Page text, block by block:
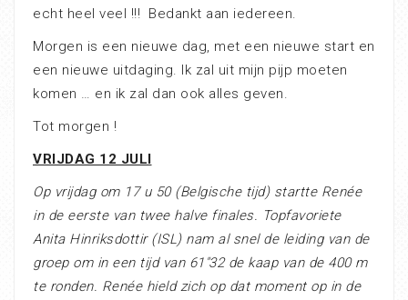
echt heel veel !!! Bedankt aan iedereen.
Morgen is een nieuwe dag, met een nieuwe start en
een nieuwe uitdaging. Ik zal uit mijn pijp moeten
komen … en ik zal dan ook alles geven.
Tot morgen !
VRIJDAG 12 JULI
Op vrijdag om 17 u 50 (Belgische tijd) startte Renée
in de eerste van twee halve finales. Topfavoriete
Anita Hinriksdottir (ISL) nam al snel de leiding van de
groep om in een tijd van 61″32 de kaap van de 400 m
te ronden. Renée hield zich op dat moment op in de